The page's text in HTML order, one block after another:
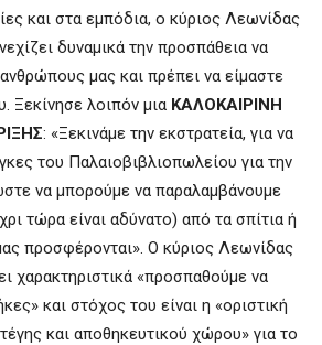
και στα εμπόδια, ο κύριος Λεωνίδας
δυναμικά την προσπάθεια να
μας και πρέπει να είμαστε
Ξεκίνησε λοιπόν μια ΚΑΛΟΚΑΙΡΙΝΗ
: «Ξεκινάμε την εκστρατεία, για να
του Παλαιοβιβλιοπωλείου για την
να μπορούμε να παραλαμβάνουμε
τώρα είναι αδύνατο) από τα σπίτια ή
προσφέρονται». Ο κύριος Λεωνίδας
χαρακτηριστικά «προσπαθούμε να
και στόχος του είναι η «οριστική
και αποθηκευτικού χώρου» για το